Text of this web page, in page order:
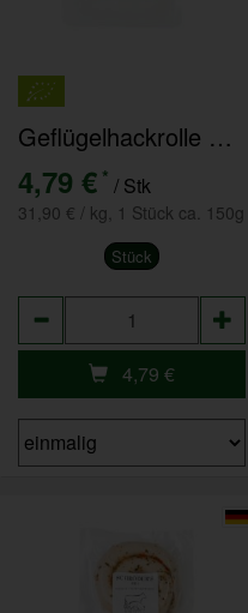
Geflügelhackrolle Curry
4,79 € * / Stk
31,90 € / kg, 1 Stück ca. 150g
Stück
4,79 €